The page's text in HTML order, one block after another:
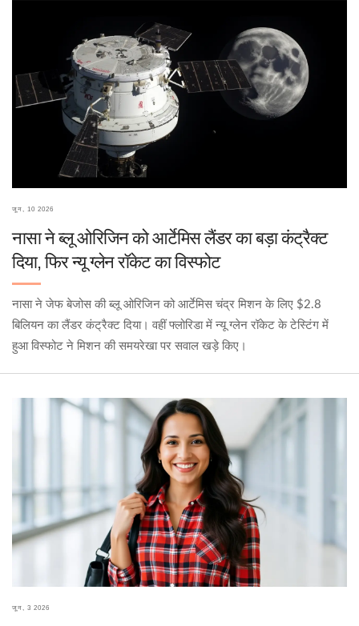
जून, 10 2026
नासा ने ब्लू ओरिजिन को आर्टेमिस लैंडर का बड़ा कंट्रैक्ट
दिया, फिर न्यू ग्लेन रॉकेट का विस्फोट
नासा ने जेफ बेजोस की ब्लू ओरिजिन को आर्टेमिस चंद्र मिशन के लिए $2.8
बिलियन का लैंडर कंट्रैक्ट दिया। वहीं फ्लोरिडा में न्यू ग्लेन रॉकेट के टेस्टिंग में
हुआ विस्फोट ने मिशन की समयरेखा पर सवाल खड़े किए।
जून, 3 2026